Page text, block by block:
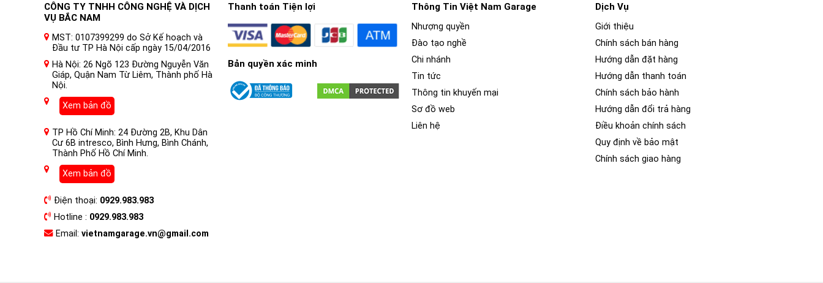
CÔNG TY TNHH CÔNG NGHỆ VÀ DỊCH
VỤ BẮC NAM
MST: 0107399299 do Sở Kế hoạch và
Đầu tư TP Hà Nội cấp ngày 15/04/2016
Hà Nội: 26 Ngõ 123 Đường Nguyễn Văn
Giáp, Quận Nam Từ Liêm, Thành phố Hà
Nội.
Xem bản đồ
TP Hồ Chí Minh: 24 Đường 2B, Khu Dân
Cư 6B intresco, Bình Hưng, Bình Chánh,
Thành Phố Hồ Chí Minh.
Xem bản đồ
Điện thoại: 0929.983.983
Hotline : 0929.983.983
Email: vietnamgarage.vn@gmail.com
Thanh toán Tiện lợi
Bản quyền xác minh
Thông Tin Việt Nam Garage
Nhượng quyền
Đào tạo nghề
Chi nhánh
Tin tức
Thông tin khuyến mại
Sơ đồ web
Liên hệ
Dịch Vụ
Giới thiệu
Chính sách bán hàng
Hướng dẫn đặt hàng
Hướng dẫn thanh toán
Chính sách bảo hành
Hướng dẫn đổi trả hàng
Điều khoản chính sách
Quy định về bảo mật
Chính sách giao hàng